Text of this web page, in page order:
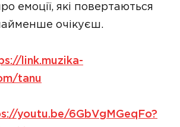
емоції, які повертаються
очікуєш.
link.muzika-
tanu
youtu.be/6GbVgMGeqFo?